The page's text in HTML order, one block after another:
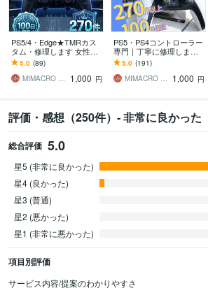
PS5/4・Edge★TMRカス
タム・修理します 女性ス
タッフ対応、施工状態を
写真・動画で共有
5.0 (89)
MIMACRO Electronics
1,000 円
PS5・PS4コントローラー
専門｜丁寧に修理します
女性スタッフが丁寧にご
案内｜修理は経験豊富な
技術者が担当
5.0 (191)
MIMACRO Electronics
1,000 円
評価・感想（250件）- 非常に良かった
総合評価 5.0
星5 (非常に良かった)
星4 (良かった)
星3 (普通)
星2 (悪かった)
星1 (非常に悪かった)
項目別評価
サービス内容/提案のわかりやすさ